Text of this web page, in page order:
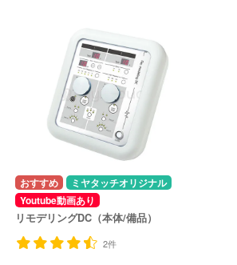
ミヤタッチオリジナル
Youtube動画あり
リモデリングDC（本体/備品）
2件